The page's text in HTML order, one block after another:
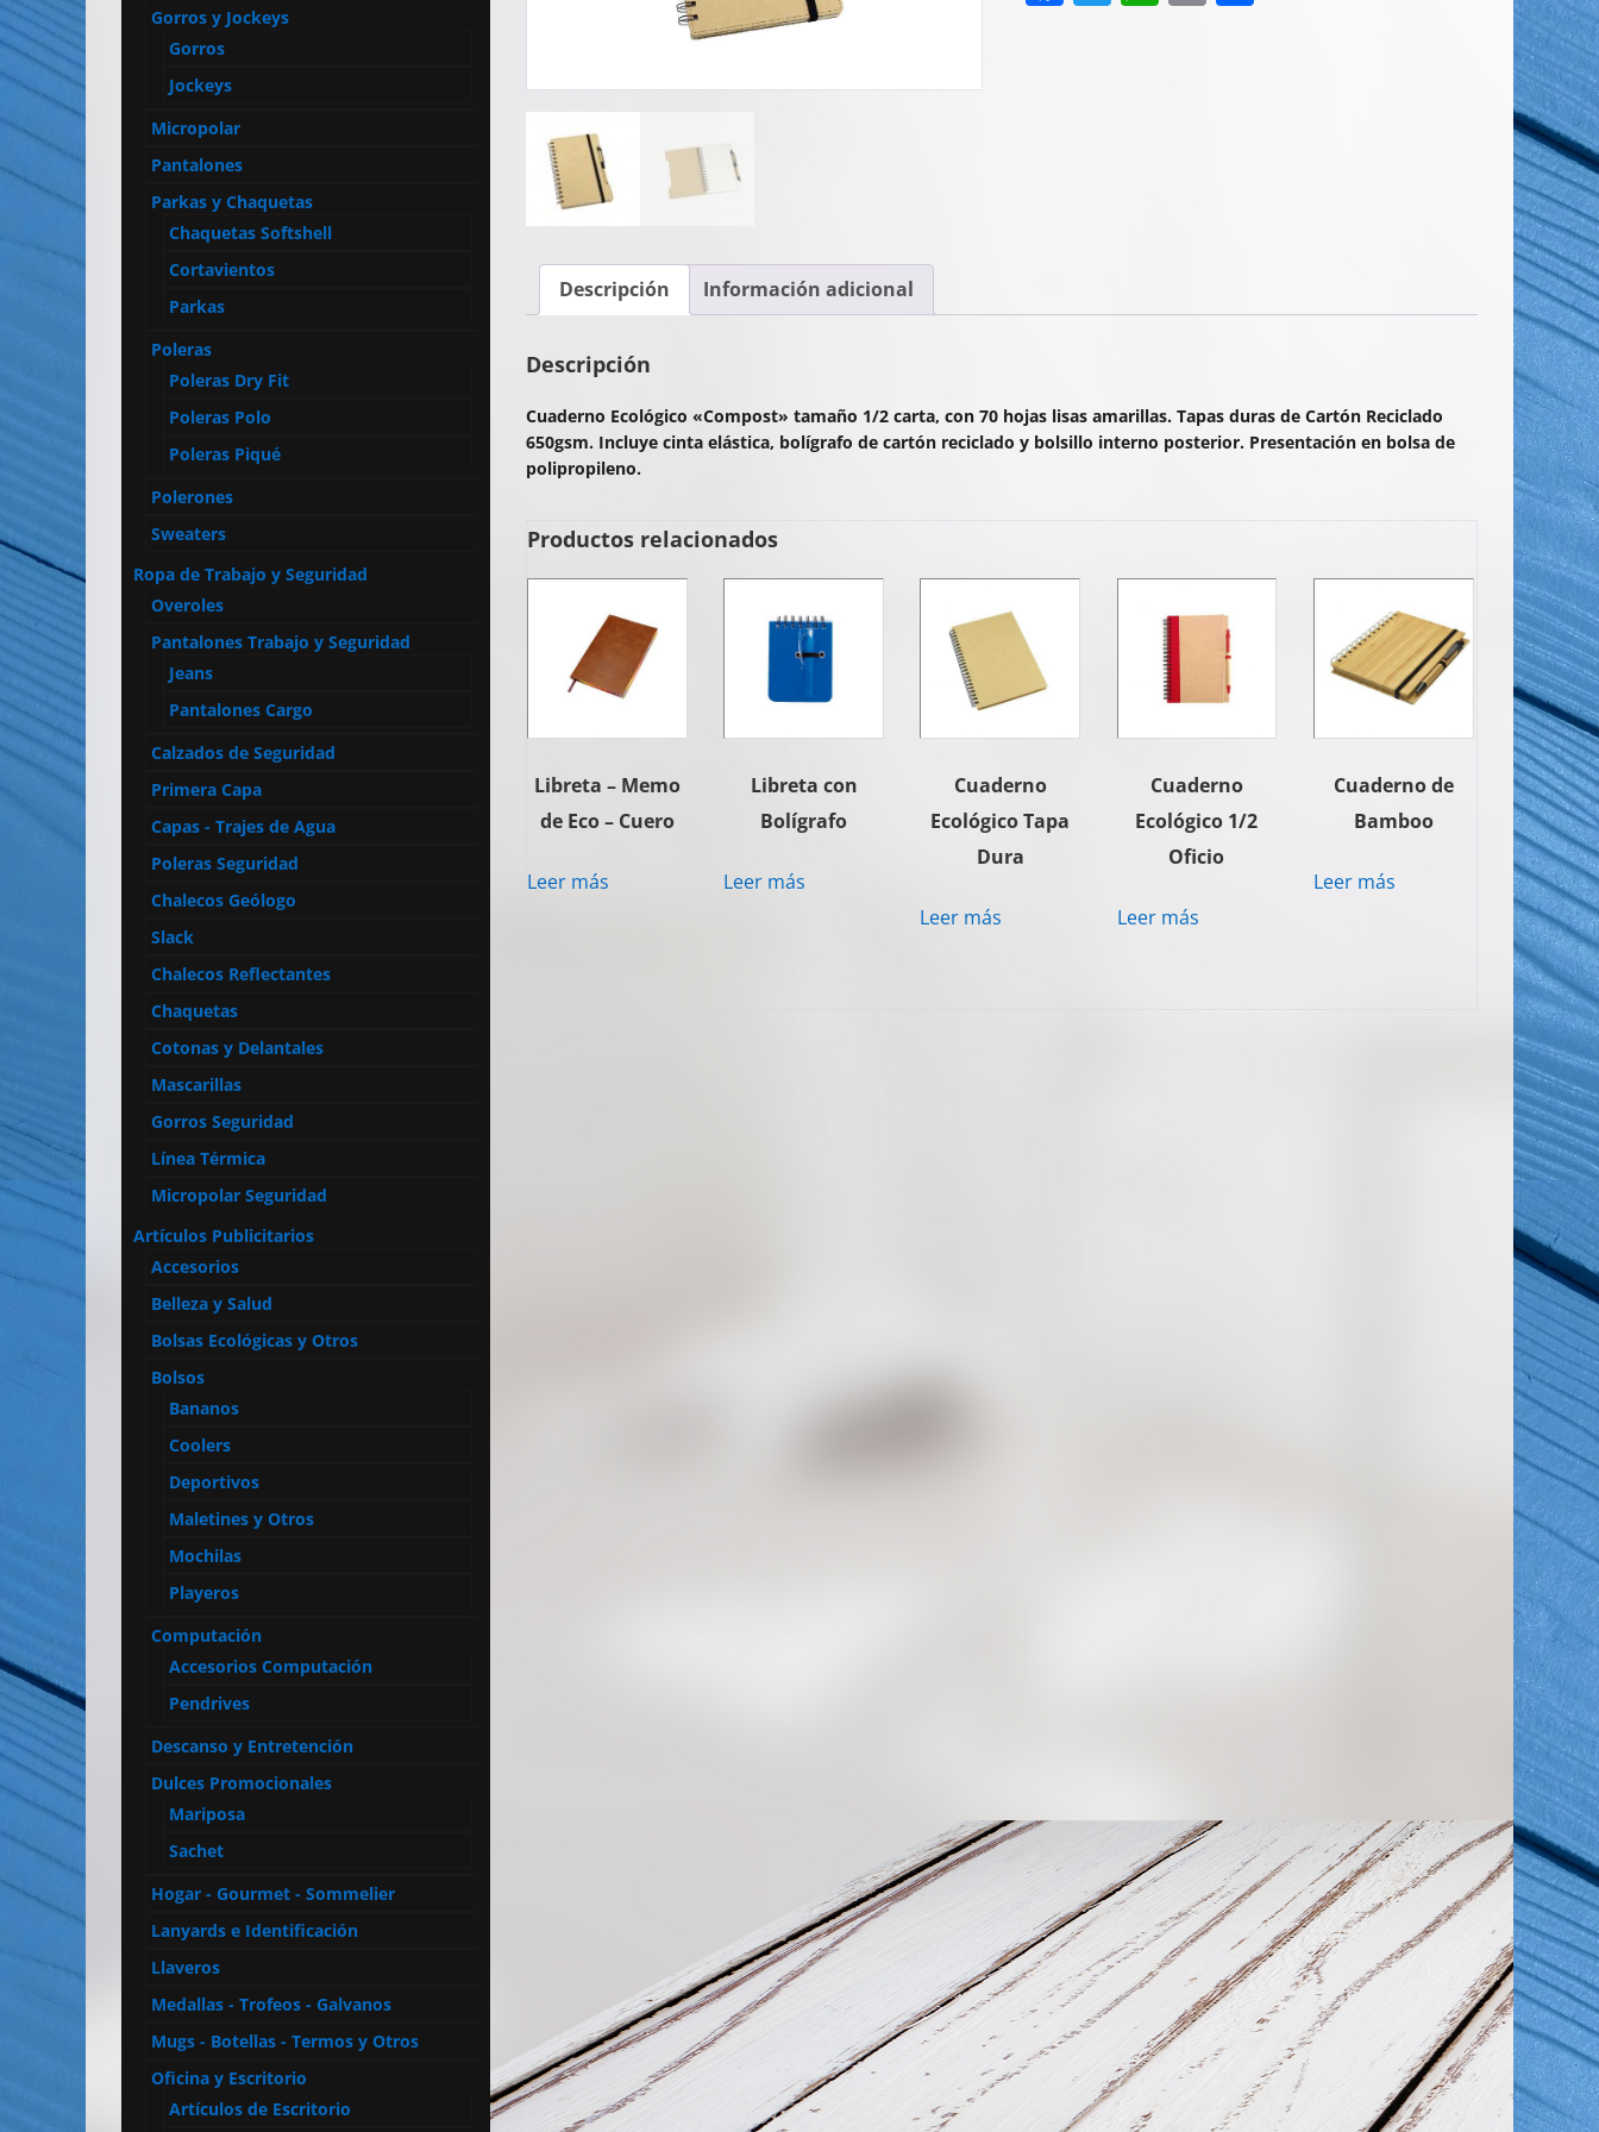
Artículos
Publicitarios
Implementos
Seguridad
Descripción Información adicional
Descripción
Cuaderno Ecológico «Compost» tamaño 1/2 carta, con 70 hojas lisas amarillas. Tapas duras de Cartón Reciclado
650gsm. Incluye cinta elástica, bolígrafo de cartón reciclado y bolsillo interno posterior. Presentación en bolsa de
polipropileno.
Productos relacionados
Libreta – Memo
de Eco – Cuero
Leer más
Libreta con
Bolígrafo
Leer más
Cuaderno
Ecológico Tapa
Dura
Leer más
Cuaderno
Ecológico 1/2
Oficio
Leer más
Cuaderno de
Bamboo
Leer más
Gorros y Jockeys
Gorros
Jockeys
Micropolar
Pantalones
Parkas y Chaquetas
Chaquetas Softshell
Cortavientos
Parkas
Poleras
Poleras Dry Fit
Poleras Polo
Poleras Piqué
Polerones
Sweaters
Ropa de Trabajo y Seguridad
Overoles
Pantalones Trabajo y Seguridad
Jeans
Pantalones Cargo
Calzados de Seguridad
Primera Capa
Capas - Trajes de Agua
Poleras Seguridad
Chalecos Geólogo
Slack
Chalecos Reflectantes
Chaquetas
Cotonas y Delantales
Mascarillas
Gorros Seguridad
Línea Térmica
Micropolar Seguridad
Artículos Publicitarios
Accesorios
Belleza y Salud
Bolsas Ecológicas y Otros
Bolsos
Bananos
Coolers
Deportivos
Maletines y Otros
Mochilas
Playeros
Computación
Accesorios Computación
Pendrives
Descanso y Entretención
Dulces Promocionales
Mariposa
Sachet
Hogar - Gourmet - Sommelier
Lanyards e Identificación
Llaveros
Medallas - Trofeos - Galvanos
Mugs - Botellas - Termos y Otros
Oficina y Escritorio
Artículos de Escritorio